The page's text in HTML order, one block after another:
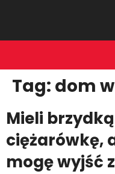
Tag: dom
Mieli
ciężarówkę,
mogę wyjść